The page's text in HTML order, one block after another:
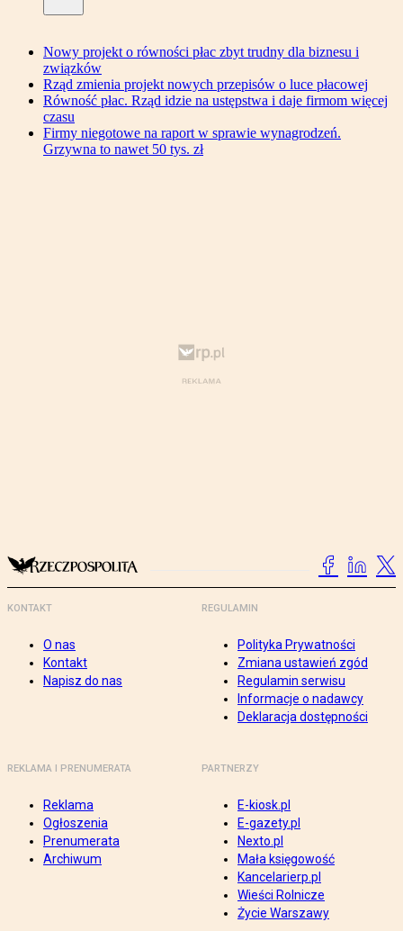
Nowy projekt o równości płac zbyt trudny dla biznesu i
związków
Rząd zmienia projekt nowych przepisów o luce płacowej
Równość płac. Rząd idzie na ustępstwa i daje firmom więcej
czasu
Firmy niegotowe na raport w sprawie wynagrodzeń.
Grzywna to nawet 50 tys. zł
KONTAKT
O nas
Kontakt
Napisz do nas
REGULAMIN
Polityka Prywatności
Zmiana ustawień zgód
Regulamin serwisu
Informacje o nadawcy
Deklaracja dostępności
REKLAMA I PRENUMERATA
Reklama
Ogłoszenia
Prenumerata
Archiwum
PARTNERZY
E-kiosk.pl
E-gazety.pl
Nexto.pl
Mała księgowość
Kancelarierp.pl
Wieści Rolnicze
Życie Warszawy